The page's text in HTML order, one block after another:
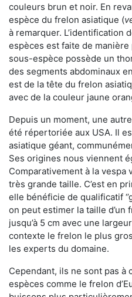
couleurs brun et noir. En
espèce du frelon asiatique (
à remarquer. L’identification
espèces est faite de
sous-espèce possède un
des segments abdominaux
est de la tête du frelon
avec de la couleur jaune
Depuis un moment, une
été répertoriée aux USA. Il
asiatique géant,
Ses origines nous viennent
Comparativement à la vespa
très grande taille. C’est en
elle bénéficie de qualificatif
on peut estimer la taille d’un
jusqu’à 5 cm avec une
contexte le frelon le plus
les experts du domaine.
Cependant, ils ne sont pas à
espèces comme le frelon